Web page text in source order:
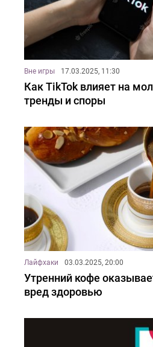
Вне игры 17.03.2025, 11:30
Как TikTok влияет на
тренды и споры
Лайфхаки 03.03.2025, 20:00
Утренний кофе
вред здоровью